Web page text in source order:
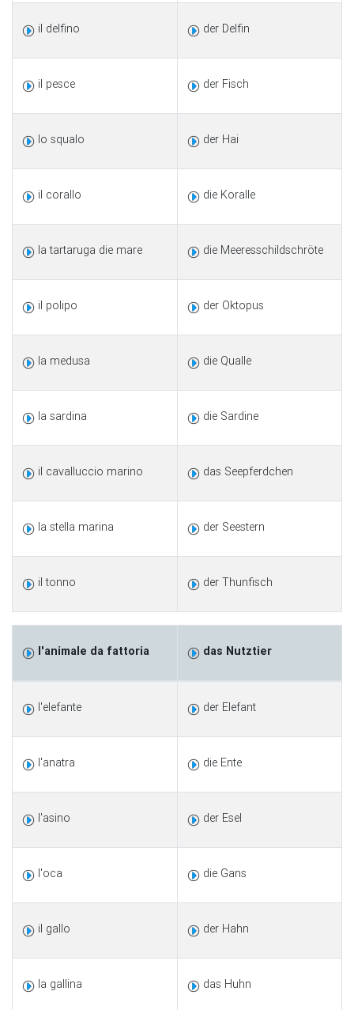
il delfino der Delfin
il pesce der Fisch
lo squalo der Hai
il corallo die Koralle
la tartaruga die mare die Meeresschildschröte
il polipo der Oktopus
la medusa die Qualle
la sardina die Sardine
il cavalluccio marino das Seepferdchen
la stella marina der Seestern
il tonno der Thunfisch
l'animale da fattoria das Nutztier
l'elefante der Elefant
l'anatra die Ente
l'asino der Esel
l'oca die Gans
il gallo der Hahn
la gallina das Huhn